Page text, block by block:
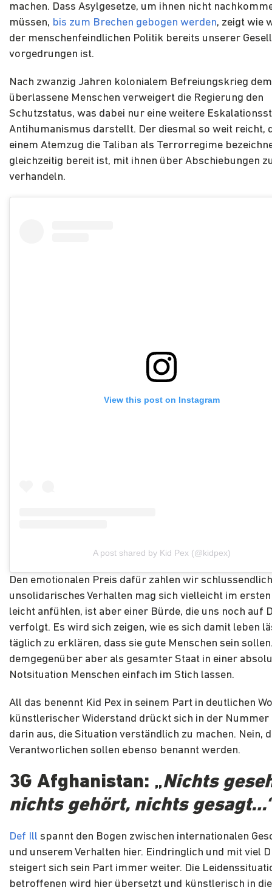
machen. Dass Asylgesetze, um ihnen nicht
müssen, bis zum Brechen gebogen werden, zeigt wie
der menschenfeindlichen Politik bereits unserer
vorgedrungen ist.
Nach zwanzig Jahren kolonialem Befreiungskrieg
überlassene Menschen verweigert die Regierung den
Schutzstatus, was dabei nur eine weitere
Antihumanismus darstellt. Der diesmal so weit reicht,
einem Atemzug die Taliban als Terrorregime
gleichzeitig bereit ist, mit ihnen über Abschiebungen
verhandeln.
View this post on Instagram
A post shared by Kid Pex (@kidpex)
Den emotionalen Preis dafür zahlen wir
unsolidarisches Verhalten mag sich vielleicht im
leicht anfühlen, ist aber einer Bürde, die uns noch auf
verfolgt. Es wird sich zeigen, wie es sich damit leben
täglich zu erklären, dass sie gute Menschen sein
demgegenüber aber als gesamter Staat in einer
Notsituation Menschen einfach im Stich lassen.
All das benennt Kid Pex in seinem Part in deutlichen
künstlerischer Widerstand drückt sich in der
darin aus, die Situation verständlich zu machen. Nein,
Verantworlichen sollen ebenso benannt werden.
3G Afghanistan: „Nichts
nichts gehört, nichts gesagt…
Def Ill spannt den Bogen zwischen internationalen
und unserem Verhalten hier. Eindringlich und mit viel
steigert sich sein Part immer weiter. Die
betroffenen wird hier übersetzt und künstlerisch in